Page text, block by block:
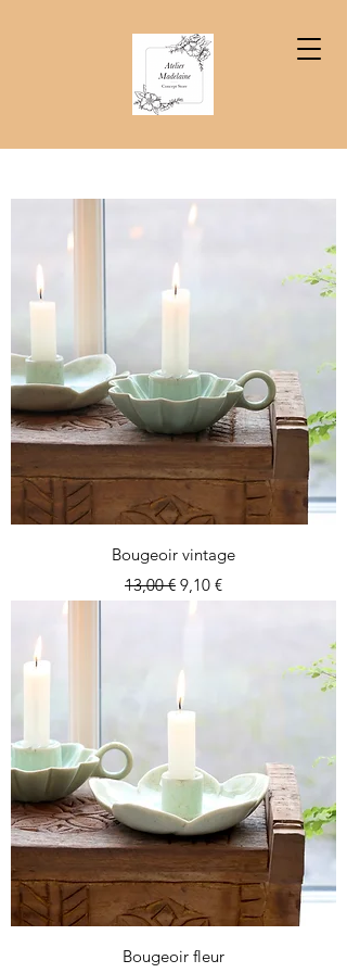
Bougeoir vintage
Prix original
13,00 € Prix promotionnel
9,10 €
Bougeoir fleur